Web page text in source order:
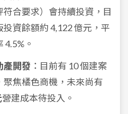
符合要求）會持續投資，目
投資餘額約 4,122 億元，平
4.5%。
產開發 ：目前有 10 個建案
聚焦橘色商機，未來尚有
營建成本待投入。